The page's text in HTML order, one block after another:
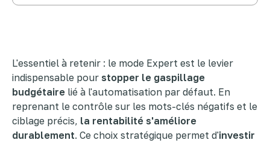
au hasard
Enchères et mots-clés : les leviers pour stopper les
pertes
L'essentiel à retenir : le mode Expert est le levier
indispensable pour stopper le gaspillage
budgétaire lié à l'automatisation par défaut. En
reprenant le contrôle sur les mots-clés négatifs et le
ciblage précis, la rentabilité s'améliore
durablement. Ce choix stratégique permet d'investir